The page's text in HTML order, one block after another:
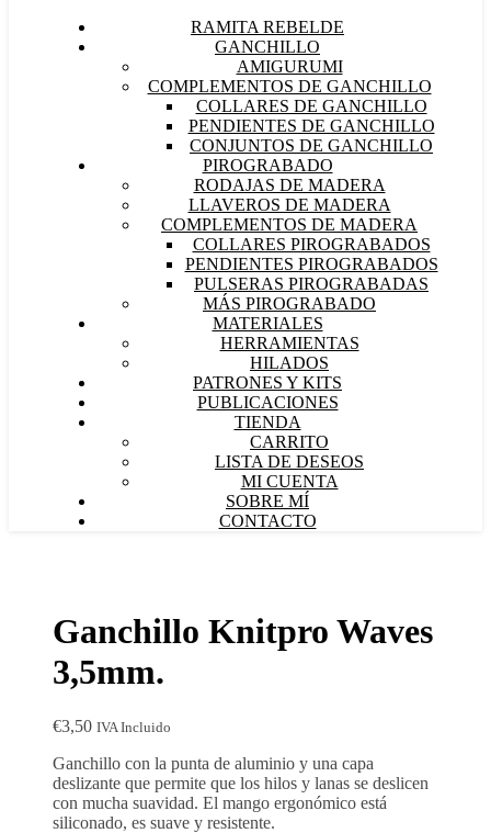
RAMITA REBELDE
GANCHILLO
AMIGURUMI
COMPLEMENTOS DE GANCHILLO
COLLARES DE GANCHILLO
PENDIENTES DE GANCHILLO
CONJUNTOS DE GANCHILLO
PIROGRABADO
RODAJAS DE MADERA
LLAVEROS DE MADERA
COMPLEMENTOS DE MADERA
COLLARES PIROGRABADOS
PENDIENTES PIROGRABADOS
PULSERAS PIROGRABADAS
MÁS PIROGRABADO
MATERIALES
HERRAMIENTAS
HILADOS
PATRONES Y KITS
PUBLICACIONES
TIENDA
CARRITO
LISTA DE DESEOS
MI CUENTA
SOBRE MÍ
CONTACTO
Ganchillo Knitpro Waves
3,5mm.
€3,50 IVA Incluido
Ganchillo con la punta de aluminio y una capa
deslizante que permite que los hilos y lanas se deslicen
con mucha suavidad. El mango ergonómico está
siliconado, es suave y resistente.